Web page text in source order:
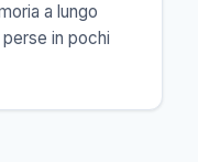
a lungo
in pochi